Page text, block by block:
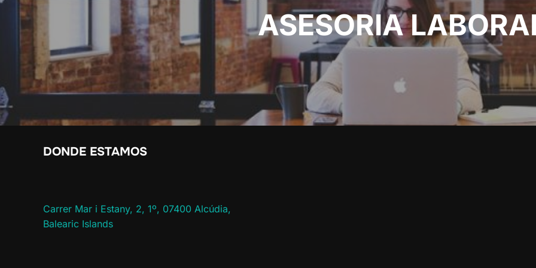
ASESORIA
DONDE ESTAMOS
Carrer Mar i Estany, 2, 1º, 07400 Alcúdia,
Balearic Islands